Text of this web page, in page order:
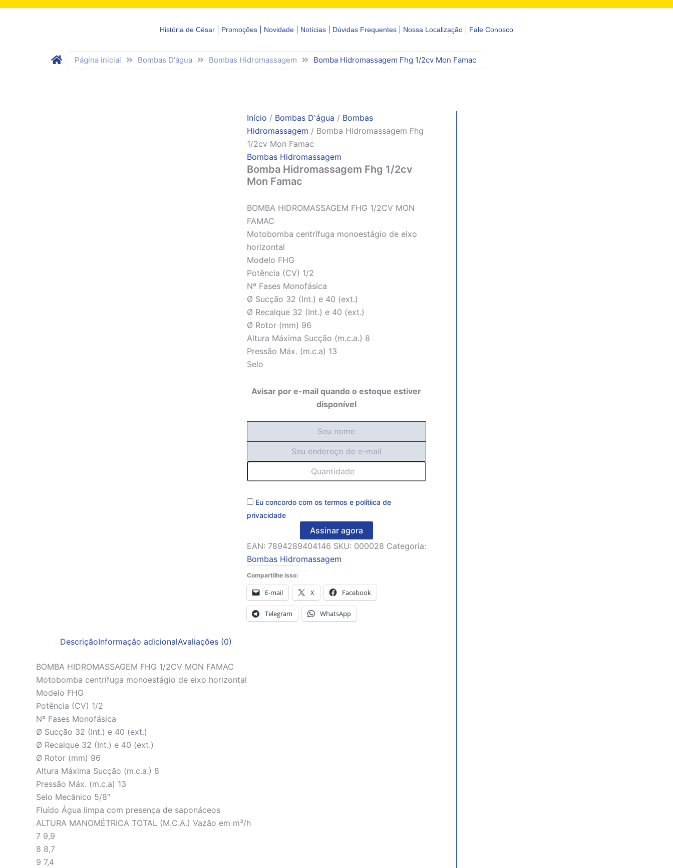
História de César Promoções Novidade Notícias Dúvidas Frequentes Nossa Localização Fale Conosco
Página inicial Bombas D'água Bombas Hidromassagem Bomba Hidromassagem Fhg 1/2cv Mon Famac
Início / Bombas D'água / Bombas
Hidromassagem / Bomba Hidromassagem Fhg
1/2cv Mon Famac
Bombas Hidromassagem
Bomba Hidromassagem Fhg 1/2cv
Mon Famac
BOMBA HIDROMASSAGEM FHG 1/2CV MON
FAMAC
Motobomba centrífuga monoestágio de eixo
horizontal
Modelo FHG
Potência (CV) 1/2
Nº Fases Monofásica
Ø Sucção 32 (Int.) e 40 (ext.)
Ø Recalque 32 (Int.) e 40 (ext.)
Ø Rotor (mm) 96
Altura Máxima Sucção (m.c.a.) 8
Pressão Máx. (m.c.a) 13
Selo
Avisar por e-mail quando o estoque estiver
disponível
Eu concordo com os termos e polítiica de
privacidade
Assinar agora
EAN: 7894289404146 SKU: 000028 Categoria:
Bombas Hidromassagem
Compartilhe isso:
E-mail X Facebook
Telegram WhatsApp
DescriçãoInformação adicionalAvaliações (0)
BOMBA HIDROMASSAGEM FHG 1/2CV MON FAMAC
Motobomba centrífuga monoestágio de eixo horizontal
Modelo FHG
Potência (CV) 1/2
Nº Fases Monofásica
Ø Sucção 32 (Int.) e 40 (ext.)
Ø Recalque 32 (Int.) e 40 (ext.)
Ø Rotor (mm) 96
Altura Máxima Sucção (m.c.a.) 8
Pressão Máx. (m.c.a) 13
Selo Mecânico 5/8″
Fluído Água limpa com presença de saponáceos
ALTURA MANOMÉTRICA TOTAL (M.C.A.) Vazão em m³/h
7 9,9
8 8,7
9 7,4